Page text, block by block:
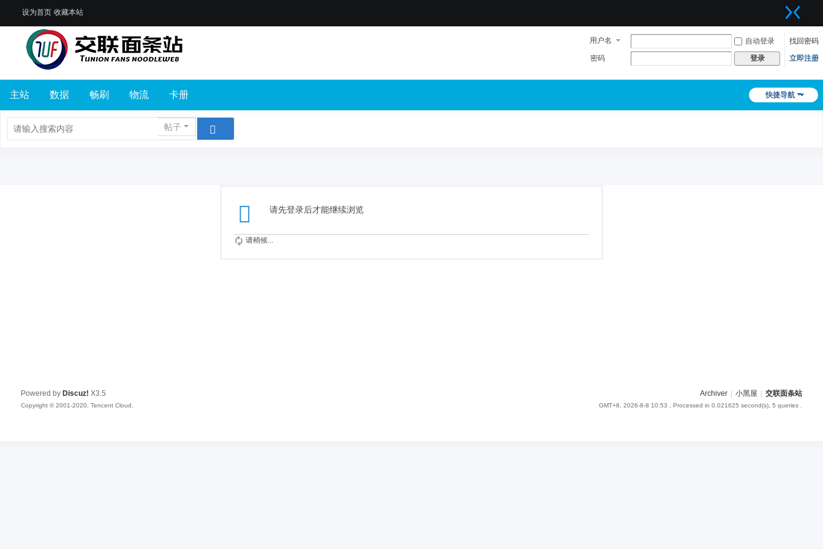
设为首页 收藏本站
用户名 自动登录
找回密码
密码
登录 立即注册
快捷导航
主站 数据 畅刷 物流 卡册
帖子
请先登录后才能继续浏览
请稍候...
Archiver 小黑屋 交联面条站
GMT+8, 2026-8-8 10:53 , Processed in 0.021625 second(s), 5 queries .
Powered by Discuz! X3.5
Copyright © 2001-2020, Tencent Cloud.